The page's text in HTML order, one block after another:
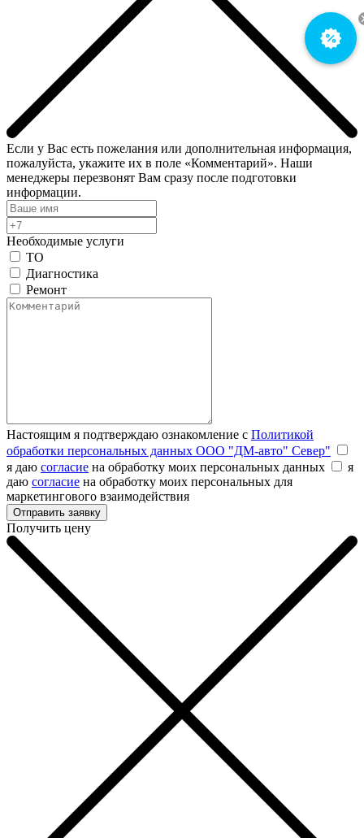
Если у Вас есть пожелания или дополнительная информация,
пожалуйста, укажите их в поле «Комментарий». Наши
менеджеры перезвонят Вам сразу после подготовки
информации.
Необходимые услуги
ТО
Диагностика
Ремонт
Настоящим я подтверждаю ознакомление с Политикой
обработки персональных данных ООО "ДМ-авто" Север"
я даю согласие на обработку моих персональных данных
я
даю согласие на обработку моих персональных для
маркетингового взаимодействия
Получить цену